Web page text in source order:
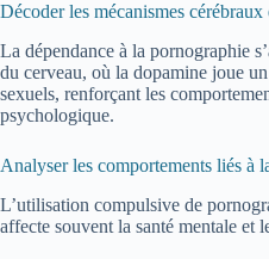
Décoder les mécanismes
La dépendance à la pornographie
du cerveau, où la dopamine joue
sexuels, renforçant les
psychologique.
Analyser les comportements liés à
L’utilisation compulsive de
affecte souvent la santé mentale et